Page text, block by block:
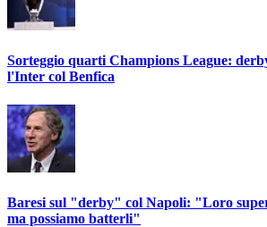
Sorteggio quarti Champions League:
l'Inter col Benfica
Baresi sul "derby" col Napoli: "Loro
ma possiamo batterli"